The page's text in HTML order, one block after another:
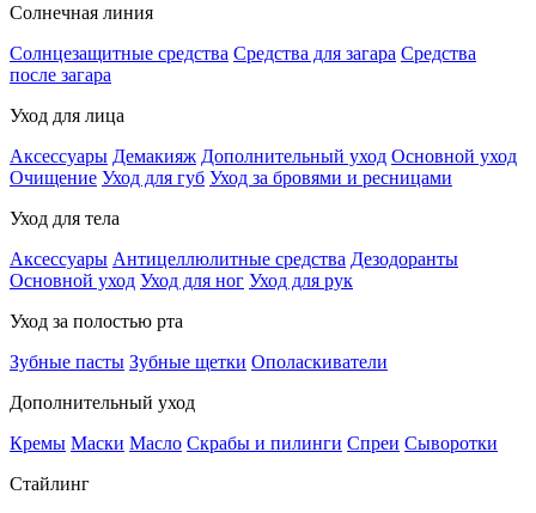
Солнечная линия
Солнцезащитные средства Средства для загара Средства
после загара
Уход для лица
Аксессуары Демакияж Дополнительный уход Основной уход
Очищение Уход для губ Уход за бровями и ресницами
Уход для тела
Аксессуары Антицеллюлитные средства Дезодоранты
Основной уход Уход для ног Уход для рук
Уход за полостью рта
Зубные пасты Зубные щетки Ополаскиватели
Дополнительный уход
Кремы Маски Масло Скрабы и пилинги Спреи Сыворотки
Стайлинг